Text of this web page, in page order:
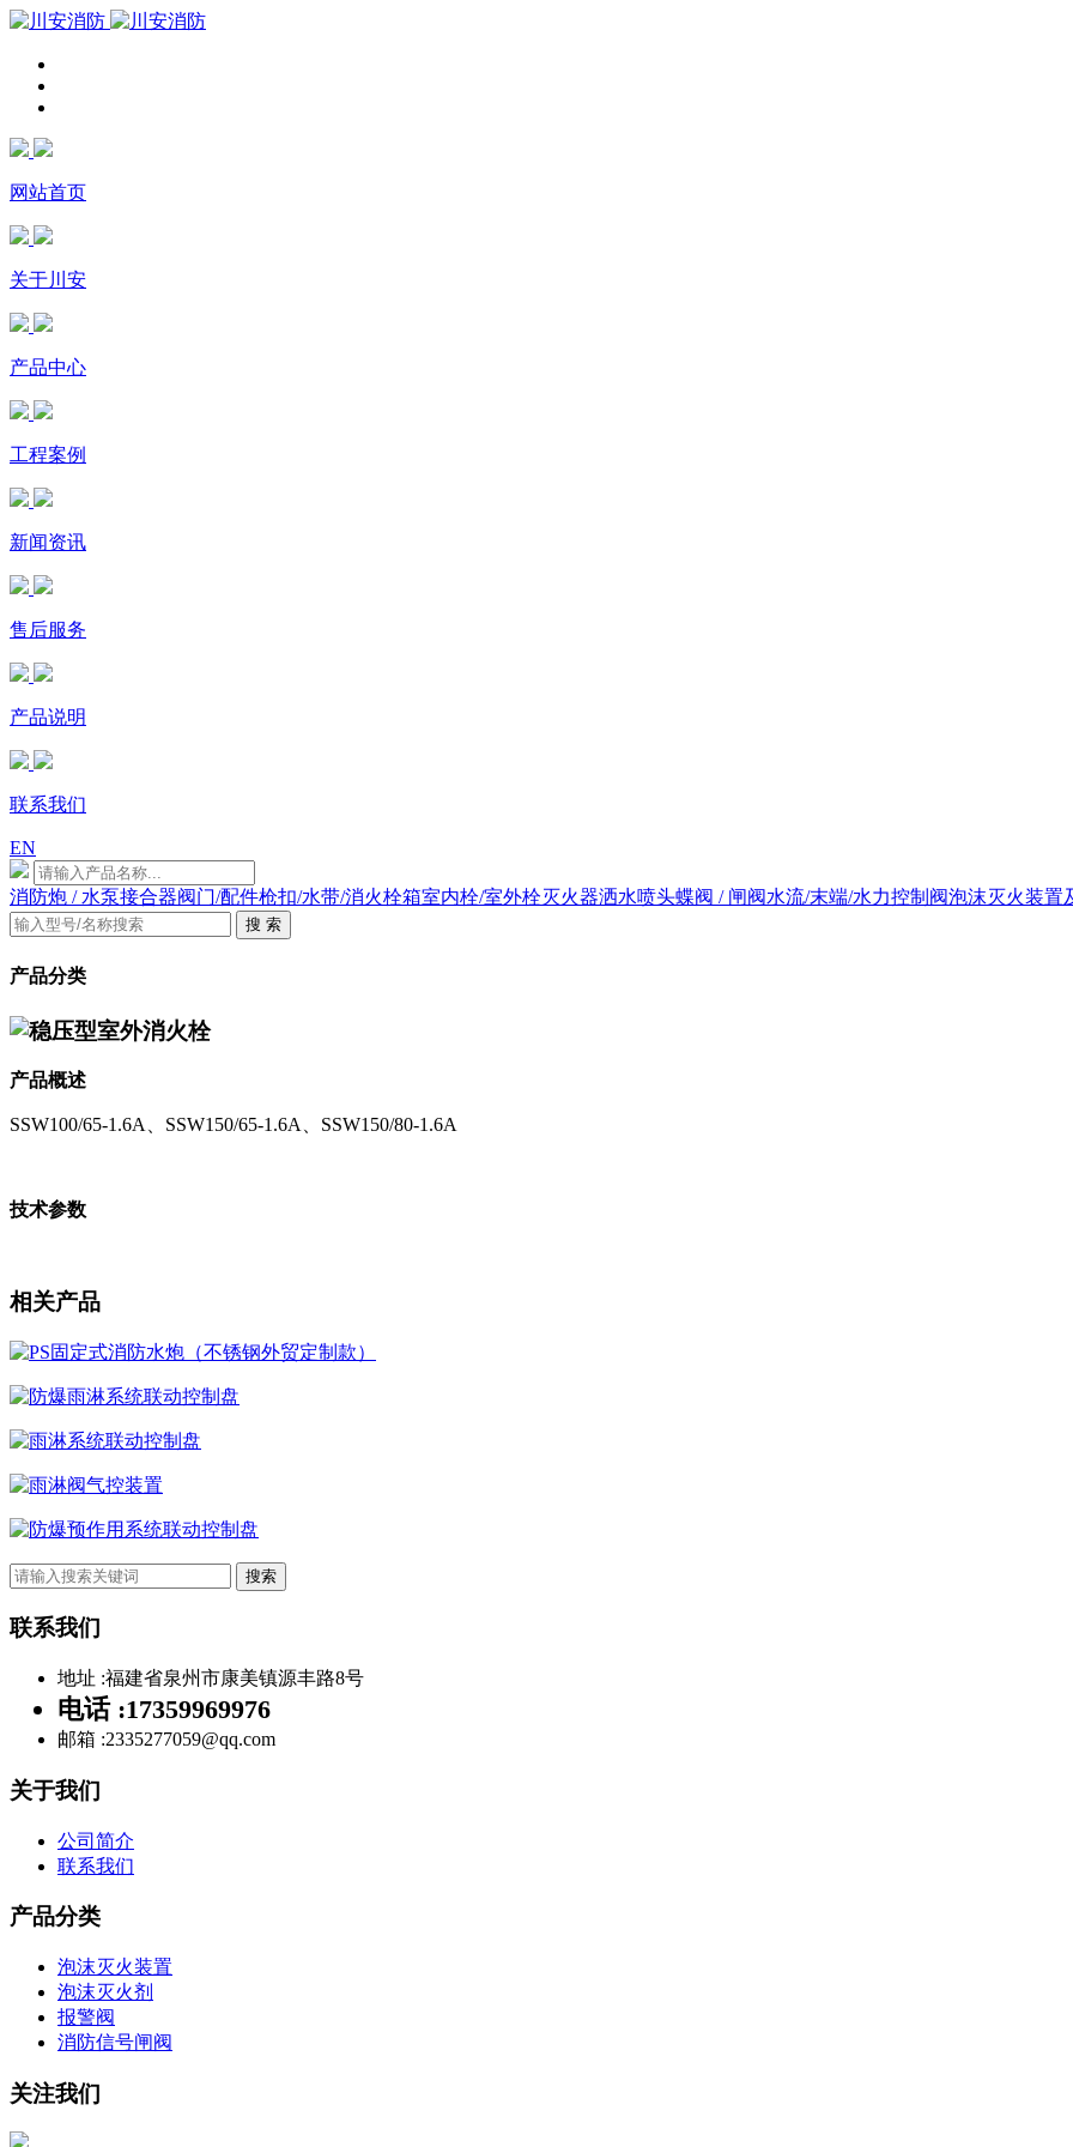
网站首页
关于川安
产品中心
工程案例
新闻资讯
售后服务
产品说明
联系我们
EN
消防炮 / 水泵接合器阀门/配件枪扣/水带/消火栓箱室内栓/室外栓灭火器洒水喷头蝶阀 / 闸阀水流/末端/水力控制阀泡沫灭火装置
搜 索
产品分类
稳压型室外消火栓
产品概述
SSW100/65-1.6A、SSW150/65-1.6A、SSW150/80-1.6A
技术参数
相关产品
PS固定式消防水炮（不锈钢外贸定制款）
防爆雨淋系统联动控制盘
雨淋系统联动控制盘
雨淋阀气控装置
防爆预作用系统联动控制盘
搜索
联系我们
地址 :福建省泉州市康美镇源丰路8号
电话 :17359969976
邮箱 :2335277059@qq.com
关于我们
公司简介
联系我们
产品分类
泡沫灭火装置
泡沫灭火剂
报警阀
消防信号闸阀
关注我们